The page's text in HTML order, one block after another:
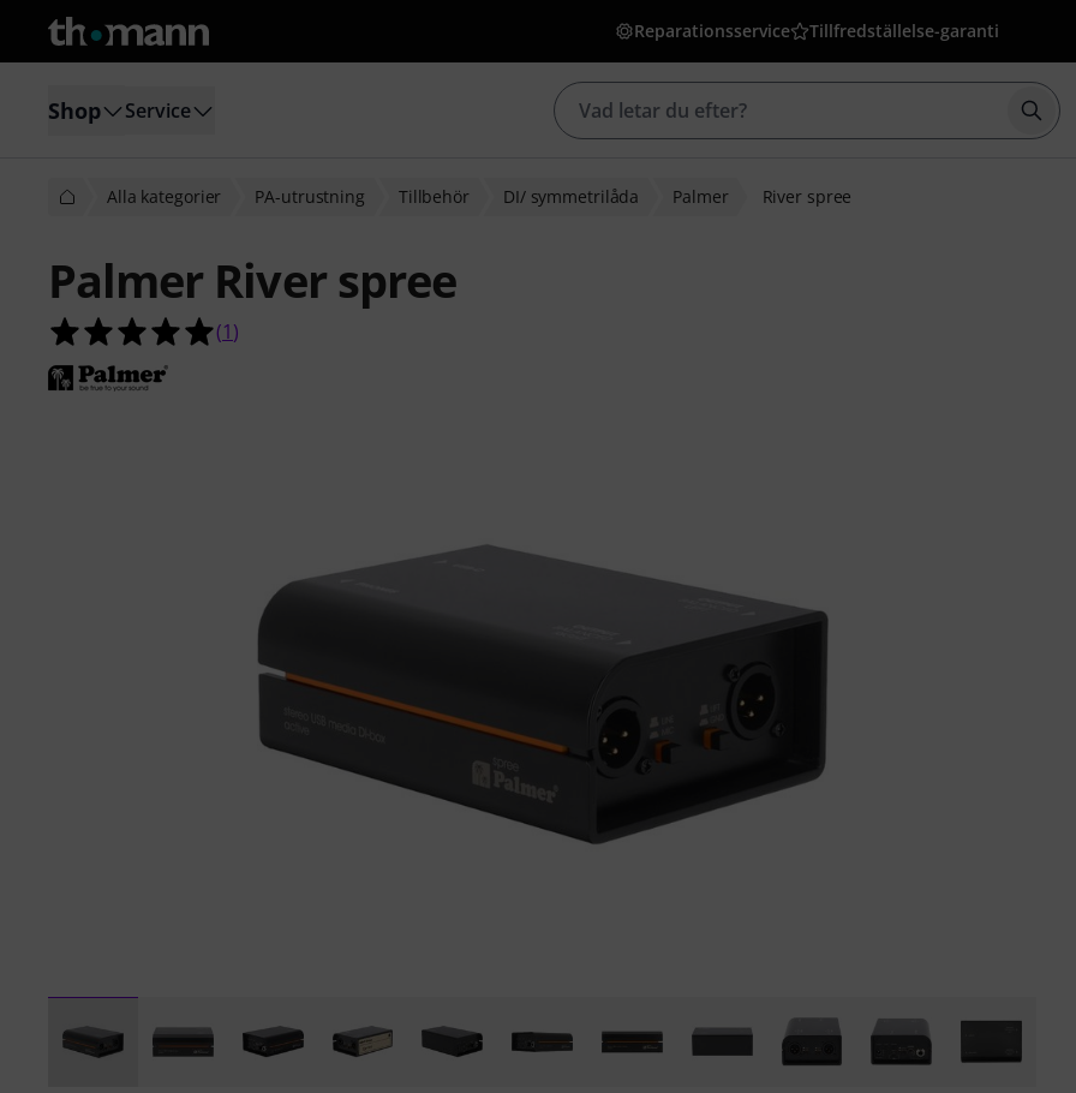
Reparationsservice Tillfredställelse-garanti
Shop Service
Alla kategorier PA-utrustning Tillbehör DI/ symmetrilåda Palmer River spree
Palmer River spree
5.0 av 5 stjärnor från 1 kundbetyg
(1)